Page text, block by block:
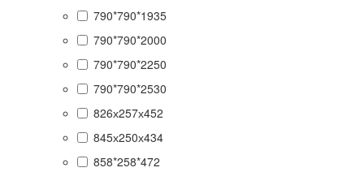
790*790*1935
790*790*2000
790*790*2250
790*790*2530
826х257х452
845х250х434
858*258*472